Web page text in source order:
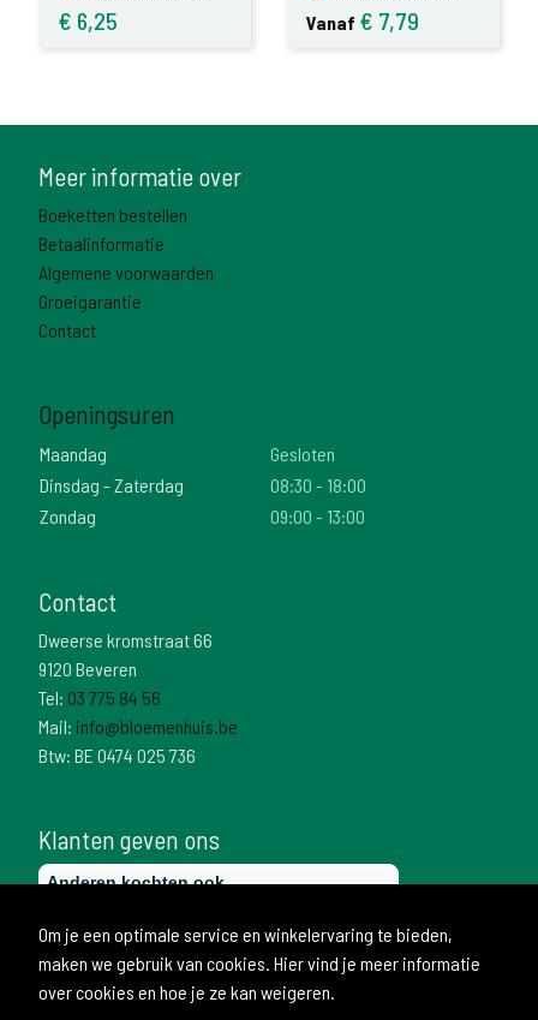
€ 6,25
Vanaf € 7,79
Meer informatie over
Boeketten bestellen
Betaalinformatie
Algemene voorwaarden
Groeigarantie
Contact
Openingsuren
Maandag
Gesloten
Dinsdag - Zaterdag
08:30 - 18:00
Zondag
09:00 - 13:00
Contact
Dweerse kromstraat 66
9120 Beveren
Tel: 03 775 84 56
Mail: info@bloemenhuis.be
Btw: BE 0474 025 736
Klanten geven ons
Om je een optimale service en winkelervaring te bieden,
maken we gebruik van cookies. Hier vind je meer informatie
over cookies en hoe je ze kan weigeren.